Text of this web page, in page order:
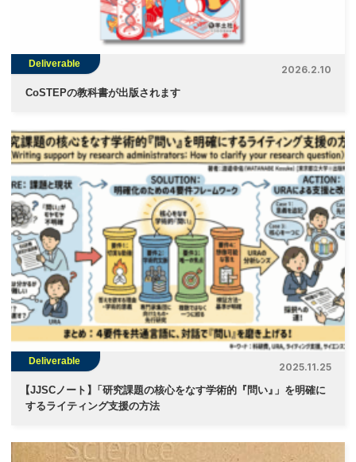
Deliverable
2026.2.10
CoSTEPの教科書が出版されます
Deliverable
2025.11.25
【JJSCノート 】 「研究課題の核心をなす学術的『問い 』 」を明確に
するライティング支援の方法